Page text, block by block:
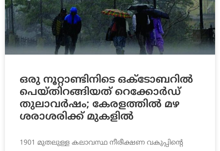
ഒരു നൂറ്റാണ്ടിനിടെ ഒക്ടോബറില്‍
പെയ്തിറങ്ങിയത് റെക്കോര്‍ഡ്
തുലാവര്‍ഷം; കേരളത്തില്‍ മഴ
ശരാശരിക്ക് മുകളില്‍
1901 മുതലുള്ള കലാവസ്ഥ നീരീക്ഷണ വകുപ്പിന്റെ